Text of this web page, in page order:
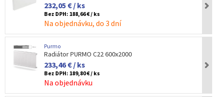
232,05 € / ks
Bez DPH: 188,66 € / ks
Na objednávku, do 3 dní
Purmo
Radiátor PURMO C22 600x2000
233,46 € / ks
Bez DPH: 189,80 € / ks
Na objednávku